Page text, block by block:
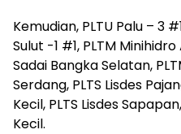
Kemudian, PLTU Palu – 3
Sulut -1 #1, PLTM
Sadai Bangka Selatan,
Serdang, PLTS Lisdes
Kecil, PLTS Lisdes
Kecil.